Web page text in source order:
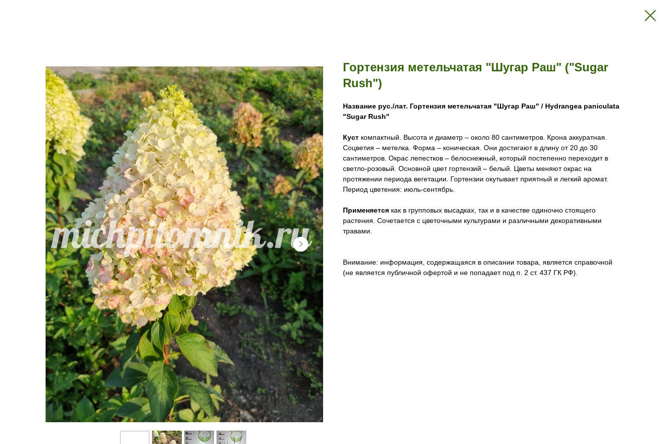
Гортензия метельчатая "Шугар Раш" ("Sugar
Rush")
Название рус./лат. Гортензия метельчатая "Шугар Раш" / Hydrangea paniculata
"Sugar Rush"
Куст компактный. Высота и диаметр – около 80 сантиметров. Крона аккуратная.
Соцветия – метелка. Форма – коническая. Они достигают в длину от 20 до 30
сантиметров. Окрас лепестков – белоснежный, который постепенно переходит в
светло-розовый. Основной цвет гортензий – белый. Цветы меняют окрас на
протяжении периода вегетации. Гортензии окутывает приятный и легкий аромат.
Период цветения: июль-сентябрь.
Применяется как в групповых высадках, так и в качестве одиночно стоящего
растения. Сочетается с цветочными культурами и различными декоративными
травами.
Внимание: информация, содержащаяся в описании товара, является справочной
(не является публичной офертой и не попадает под п. 2 ст. 437 ГК РФ).